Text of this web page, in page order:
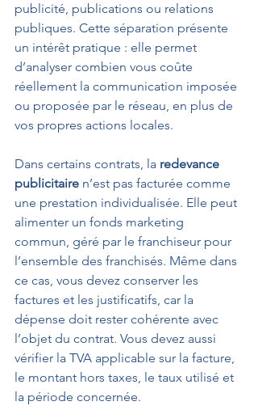
publicité, publications ou relations
publiques. Cette séparation présente
un intérêt pratique : elle permet
d’analyser combien vous coûte
réellement la communication imposée
ou proposée par le réseau, en plus de
vos propres actions locales.
Dans certains contrats, la redevance
publicitaire n’est pas facturée comme
une prestation individualisée. Elle peut
alimenter un fonds marketing
commun, géré par le franchiseur pour
l’ensemble des franchisés. Même dans
ce cas, vous devez conserver les
factures et les justificatifs, car la
dépense doit rester cohérente avec
l’objet du contrat. Vous devez aussi
vérifier la TVA applicable sur la facture,
le montant hors taxes, le taux utilisé et
la période concernée.